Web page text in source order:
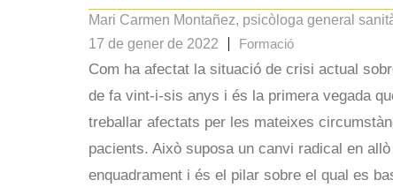
Mari Carmen Montañez, psicòloga general
17 de gener de 2022
Formació
Com ha afectat la situació de crisi actual
de fa vint-i-sis anys i és la primera vegada
treballar afectats per les mateixes
pacients. Això suposa un canvi radical en
enquadrament i és el pilar sobre el qual es